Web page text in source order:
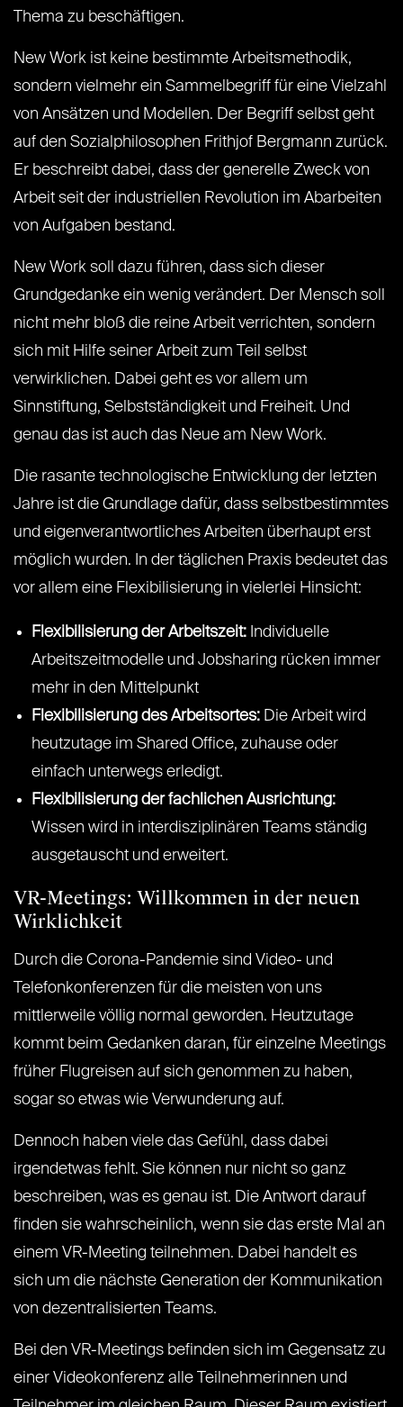
Thema zu beschäftigen.
New Work ist keine bestimmte Arbeitsmethodik,
sondern vielmehr ein Sammelbegriff für eine Vielzahl
von Ansätzen und Modellen. Der Begriff selbst geht
auf den Sozialphilosophen Frithjof Bergmann zurück.
Er beschreibt dabei, dass der generelle Zweck von
Arbeit seit der industriellen Revolution im Abarbeiten
von Aufgaben bestand.
New Work soll dazu führen, dass sich dieser
Grundgedanke ein wenig verändert. Der Mensch soll
nicht mehr bloß die reine Arbeit verrichten, sondern
sich mit Hilfe seiner Arbeit zum Teil selbst
verwirklichen. Dabei geht es vor allem um
Sinnstiftung, Selbstständigkeit und Freiheit. Und
genau das ist auch das Neue am New Work.
Die rasante technologische Entwicklung der letzten
Jahre ist die Grundlage dafür, dass selbstbestimmtes
und eigenverantwortliches Arbeiten überhaupt erst
möglich wurden. In der täglichen Praxis bedeutet das
vor allem eine Flexibilisierung in vielerlei Hinsicht:
Flexibilisierung der Arbeitszeit: Individuelle
Arbeitszeitmodelle und Jobsharing rücken immer
mehr in den Mittelpunkt
Flexibilisierung des Arbeitsortes: Die Arbeit wird
heutzutage im Shared Office, zuhause oder
einfach unterwegs erledigt.
Flexibilisierung der fachlichen Ausrichtung:
Wissen wird in interdisziplinären Teams ständig
ausgetauscht und erweitert.
VR-Meetings: Willkommen in der neuen
Wirklichkeit
Durch die Corona-Pandemie sind Video- und
Telefonkonferenzen für die meisten von uns
mittlerweile völlig normal geworden. Heutzutage
kommt beim Gedanken daran, für einzelne Meetings
früher Flugreisen auf sich genommen zu haben,
sogar so etwas wie Verwunderung auf.
Dennoch haben viele das Gefühl, dass dabei
irgendetwas fehlt. Sie können nur nicht so ganz
beschreiben, was es genau ist. Die Antwort darauf
finden sie wahrscheinlich, wenn sie das erste Mal an
einem VR-Meeting teilnehmen. Dabei handelt es
sich um die nächste Generation der Kommunikation
von dezentralisierten Teams.
Bei den VR-Meetings befinden sich im Gegensatz zu
einer Videokonferenz alle Teilnehmerinnen und